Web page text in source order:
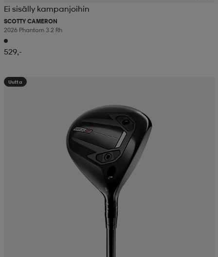
Ei sisälly kampanjoihin
SCOTTY CAMERON
2026 Phantom 3.2 Rh
529,-
Uutta